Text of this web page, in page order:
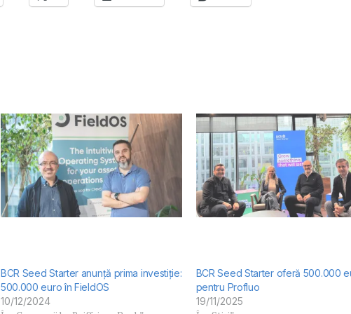
BCR Seed Starter anunță prima investiție:
500.000 euro în FieldOS
10/12/2024
BCR Seed Starter oferă 500.000
pentru Profluo
19/11/2025